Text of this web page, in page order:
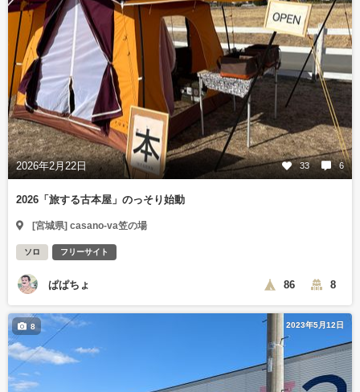
2026年2月22日 33 6
2026「旅する古本屋」のっそり始動
[宮城県] casano-va笠の場
ソロ フリーサイト
ぱぱちょ 86 8
2023年5月12日
8